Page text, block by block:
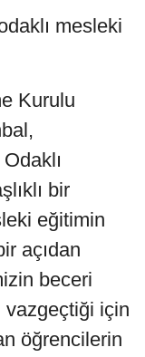
mesleki
Kurulu
bir
eğitimin
açıdan
beceri
vazgeçtiği için
öğrencilerin